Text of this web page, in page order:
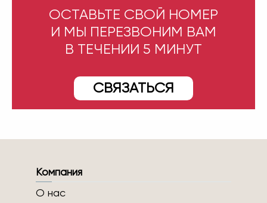
ОСТАВЬТЕ СВОЙ НОМЕР
И МЫ ПЕРЕЗВОНИМ ВАМ
В ТЕЧЕНИИ 5 МИНУТ
СВЯЗАТЬСЯ
Компания
О нас